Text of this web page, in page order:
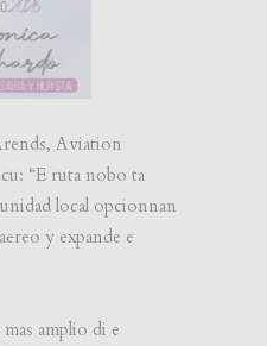
Aviation
“E ruta nobo ta
local opcionnan
y expande e
amplio di e